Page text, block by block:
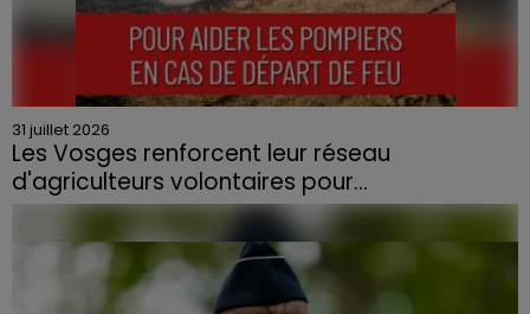
31 juillet 2026
Les Vosges renforcent leur réseau
d'agriculteurs volontaires pour...
Face à la sécheresse et aux risques de départs de feu,
la Chambre d'agriculture des Vosges a lancé un appel
aux agriculteurs volontaires pour venir en aide...